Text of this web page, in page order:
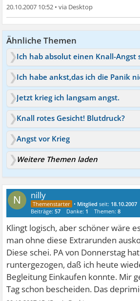
20.10.2007 10:52 •
Ähnliche Themen
Jetzt krieg ich langsam angst.
Knall rotes Gesicht! Blutdruck?
Angst vor Krieg
Weitere Themen laden
N nilly
• Mitglied seit: 18.10.2007
Beiträge:57 Danke: 1 Themen:8
Klingt logisch, aber schöner wäre
man ohne diese Extrarunden
Diese schei. PA von Donnerstag
runtergezogen, daß ich heute
Begleitung Einkaufen konnte. Mir
Tag schon bescheiden. Das